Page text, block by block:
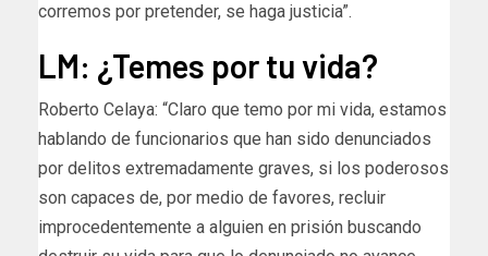
corremos por pretender, se haga justicia”.
LM: ¿Temes por tu vida?
Roberto Celaya: “Claro que temo por mi vida, estamos
hablando de funcionarios que han sido denunciados
por delitos extremadamente graves, si los poderosos
son capaces de, por medio de favores, recluir
improcedentemente a alguien en prisión buscando